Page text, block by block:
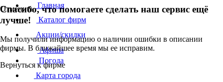
Отменить
Спасибо, что помогаете сделать наш сервис ещё
лучше!
Мы получили информацию о наличии ошибки в описании
фирмы. В ближайшее время мы ее исправим.
Вернуться к фирме
Главная
Каталог фирм
Акции/скидки
Афиша
Погода
Карта города